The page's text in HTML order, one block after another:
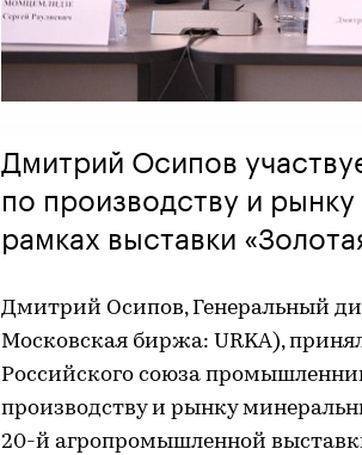
Дмитрий Осипов
по производству и
рамках выставки
Дмитрий Осипов, Генеральный
Московская биржа: URKA),
Российского союза
производству и рынку
20-й агропромышленной